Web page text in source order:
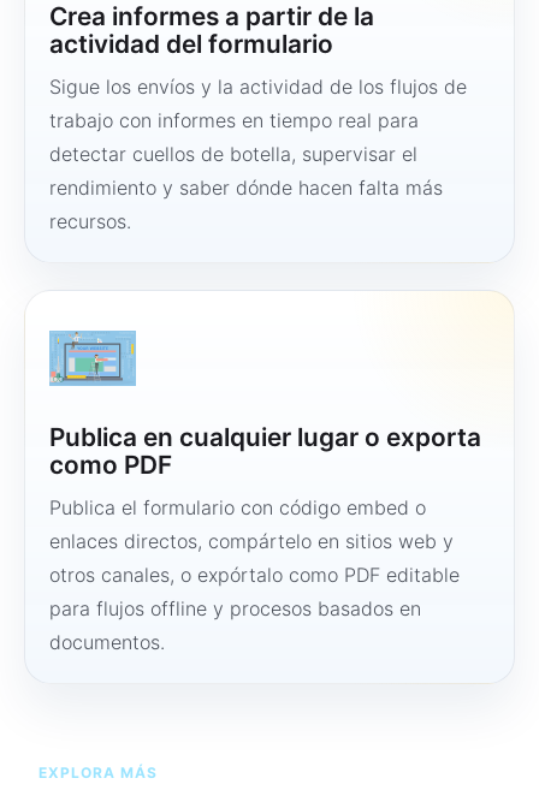
Crea informes a partir de la
actividad del formulario
Sigue los envíos y la actividad de los flujos de
trabajo con informes en tiempo real para
detectar cuellos de botella, supervisar el
rendimiento y saber dónde hacen falta más
recursos.
Publica en cualquier lugar o exporta
como PDF
Publica el formulario con código embed o
enlaces directos, compártelo en sitios web y
otros canales, o expórtalo como PDF editable
para flujos offline y procesos basados en
documentos.
EXPLORA MÁS